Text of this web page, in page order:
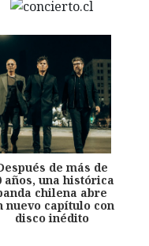
de más de
años, una histórica
chilena abre
nuevo capítulo con
disco inédito